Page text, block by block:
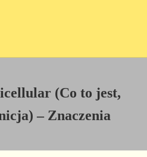
(Co to jest,
– Znaczenia